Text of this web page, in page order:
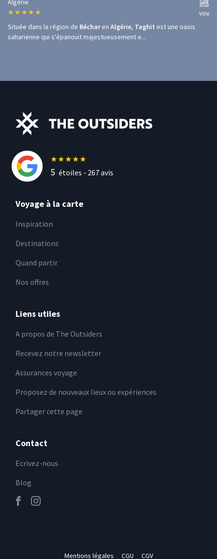
Algérie
★ ★ ★ ★ ★ Ville
Située dans la région de Bécharen Algérie, Taghit est une oasis
saharienne qui s'épanouit majestueusement e...
★★★★★
5 étoiles - 267avis
Voyage à la carte
Inspiration
Destinations
Quand partir
Nos offres
Liens utiles
A propos de The Outsiders
Recevez notre newsletter
Assurances voyage
Proposez de nouveaux lieux ou expériences
Partager cette page
Contact
Ecrivez-nous
Blog
Mentions légales CGU CGV